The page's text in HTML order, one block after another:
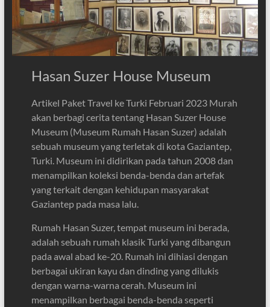
Hasan Suzer House Museum
Artikel Paket Travel ke Turki Februari 2023 Murah
akan berbagi cerita tentang Hasan Suzer House
Museum (Museum Rumah Hasan Suzer) adalah
sebuah museum yang terletak di kota Gaziantep,
Turki. Museum ini didirikan pada tahun 2008 dan
menampilkan koleksi benda-benda dan artefak
yang terkait dengan kehidupan masyarakat
Gaziantep pada masa lalu.
Rumah Hasan Suzer, tempat museum ini berada,
adalah sebuah rumah klasik Turki yang dibangun
pada awal abad ke-20. Rumah ini dihiasi dengan
berbagai ukiran kayu dan dinding yang dilukis
dengan warna-warna cerah. Museum ini
menampilkan berbagai benda-benda seperti